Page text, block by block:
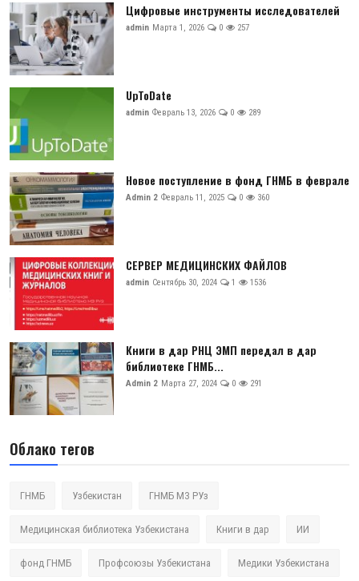
Цифровые инструменты исследователей
admin Марта 1, 2026 0 257
UpToDate
admin Февраль 13, 2026 0 289
Новое поступление в фонд ГНМБ в феврале
Admin 2 Февраль 11, 2025 0 360
СЕРВЕР МЕДИЦИНСКИХ ФАЙЛОВ
admin Сентябрь 30, 2024 1 1536
Книги в дар РНЦ ЭМП передал в дар
библиотеке ГНМБ...
Admin 2 Марта 27, 2024 0 291
Облако тегов
ГНМБ Узбекистан ГНМБ МЗ РУз
Медицинская библиотека Узбекистана Книги в дар ИИ
фонд ГНМБ Профсоюзы Узбекистана Медики Узбекистана